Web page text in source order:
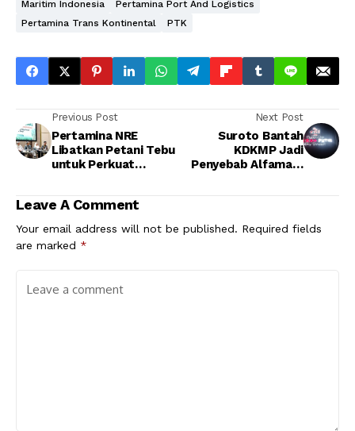
Maritim Indonesia
Pertamina Port And Logistics
Pertamina Trans Kontinental
PTK
Previous Post
Pertamina NRE
Libatkan Petani Tebu
untuk Perkuat
Next Post
Suroto Bantah
KDKMP Jadi
Penyebab Alfamart
Leave A Comment
Your email address will not be published. Required fields
are marked *